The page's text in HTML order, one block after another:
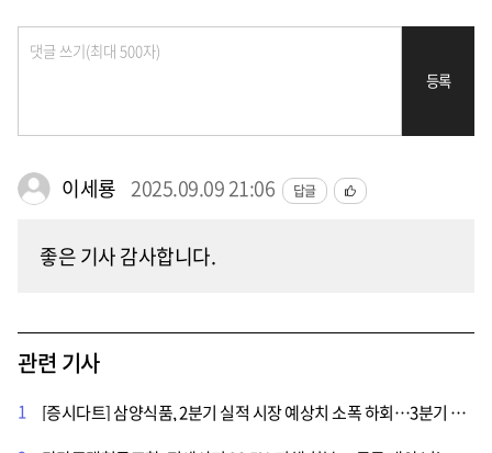
등록
이세룡 2025.09.09 21:06 답글
좋은 기사 감사합니다.
관련 기사
1
[증시다트] 삼양식품, 2분기 실적 시장 예상치 소폭 하회…3분기 성장 기대